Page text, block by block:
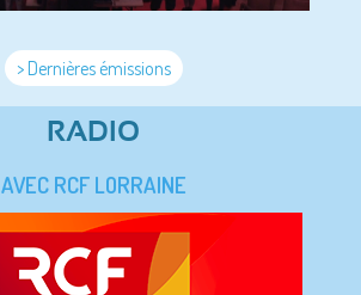
> Dernières émissions
RADIO
AVEC RCF LORRAINE